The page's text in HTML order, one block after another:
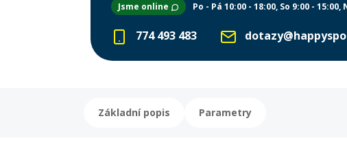
Jsme online Po - Pá 10:00 - 18:00 So 9:00 - 15:00
774 493 483
Základní popis Parametry